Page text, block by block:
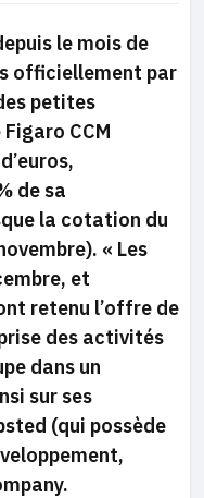
le mois de
officiellement par
petites
CCM
de sa
la cotation du
« Les
et
retenu l’offre de
des activités
dans un
sur ses
(qui possède